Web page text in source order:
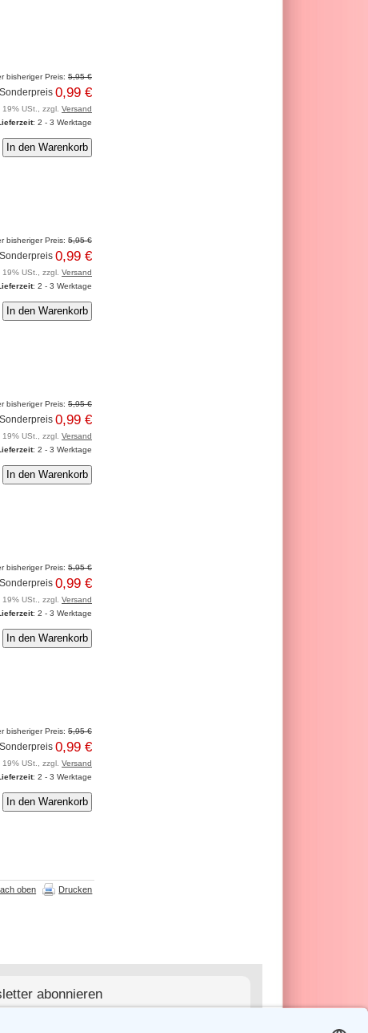
bisheriger Preis: 5,95 €
Sonderpreis 0,99 €
19% USt., zzgl. Versand
: 2 - 3 Werktage
bisheriger Preis: 5,95 €
Sonderpreis 0,99 €
19% USt., zzgl. Versand
: 2 - 3 Werktage
bisheriger Preis: 5,95 €
Sonderpreis 0,99 €
19% USt., zzgl. Versand
: 2 - 3 Werktage
bisheriger Preis: 5,95 €
Sonderpreis 0,99 €
19% USt., zzgl. Versand
: 2 - 3 Werktage
bisheriger Preis: 5,95 €
Sonderpreis 0,99 €
19% USt., zzgl. Versand
: 2 - 3 Werktage
oben Drucken
abonnieren